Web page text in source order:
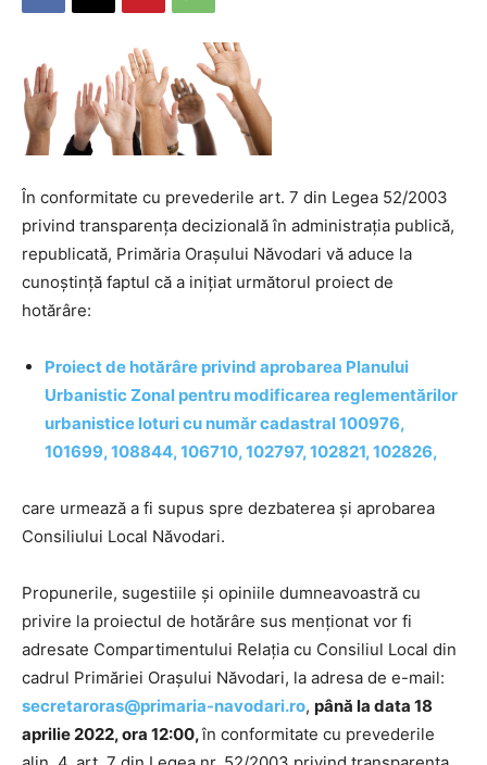
În conformitate cu prevederile art. 7 din Legea 52/2003
privind transparența decizională în administrația publică,
republicată, Primăria Orașului Năvodari vă aduce la
cunoștință faptul că a inițiat următorul proiect de
hotărâre:
Proiect de hotărâre privind aprobarea Planului
Urbanistic Zonal pentru modificarea reglementărilor
urbanistice loturi cu număr cadastral 100976,
101699, 108844, 106710, 102797, 102821, 102826,
care urmează a fi supus spre dezbaterea și aprobarea
Consiliului Local Năvodari.
Propunerile, sugestiile și opiniile dumneavoastră cu
privire la proiectul de hotărâre sus menționat vor fi
adresate Compartimentului Relația cu Consiliul Local din
cadrul Primăriei Orașului Năvodari, la adresa de e-mail:
secretaroras@primaria-navodari.ro, până la data 18
aprilie 2022, ora 12:00,în conformitate cu prevederile